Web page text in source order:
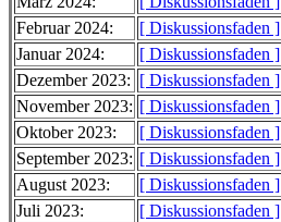
Februar 2024:
[ Diskussionsfaden ]
Januar 2024:
[ Diskussionsfaden ]
Dezember 2023: [ Diskussionsfaden ]
November 2023: [ Diskussionsfaden ]
Oktober 2023:
[ Diskussionsfaden ]
September 2023: [ Diskussionsfaden ]
August 2023:
[ Diskussionsfaden ]
Juli 2023:
[ Diskussionsfaden ]